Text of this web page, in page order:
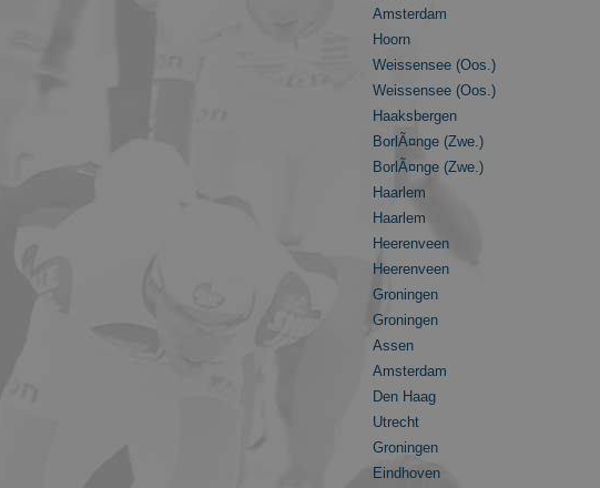
Amsterdam
Hoorn
Weissensee (Oos.)
Weissensee (Oos.)
Haaksbergen
BorlÃ¤nge (Zwe.)
BorlÃ¤nge (Zwe.)
Haarlem
Haarlem
Heerenveen
Heerenveen
Groningen
Groningen
Assen
Amsterdam
Den Haag
Utrecht
Groningen
Eindhoven